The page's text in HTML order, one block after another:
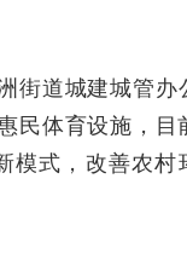
街道城建城管办
民体育设施，目
模式，改善农村